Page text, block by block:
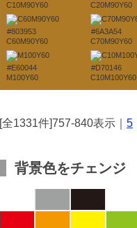
C10M90Y60
C20M90Y60
#803953
C60M90Y60
#6A3A54
C70M90Y60
#E60044
M100Y60
#D70146
C10M100Y60
[全1331件]757-840表示｜ 5
背景色をチェンジ